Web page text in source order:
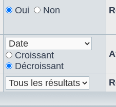
Oui Non
Croissant
Décroissant